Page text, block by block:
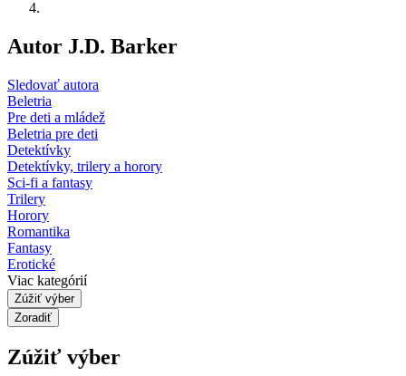
Autor J.D. Barker
Sledovať autora
Beletria
Pre deti a mládež
Beletria pre deti
Detektívky
Detektívky, trilery a horory
Sci-fi a fantasy
Trilery
Horory
Romantika
Fantasy
Erotické
Viac kategórií
Zúžiť výber
Zoradiť
Zúžiť výber